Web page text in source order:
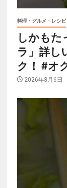
料理・グルメ・レシピ
しかもた
ラ」詳し
ク！ #オ
2026年8月6日